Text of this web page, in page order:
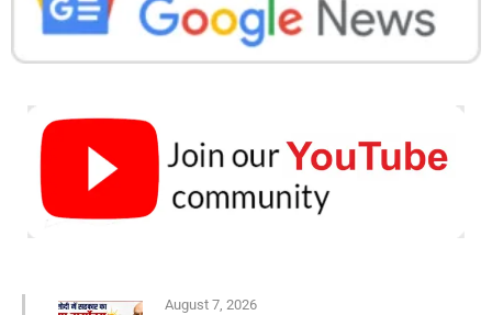
August 7, 2026